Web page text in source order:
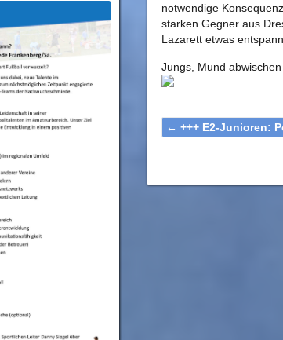
notwendige
starken Gegner aus
Lazarett etwas
Jungs, Mund
← +++ E2-Junioren: